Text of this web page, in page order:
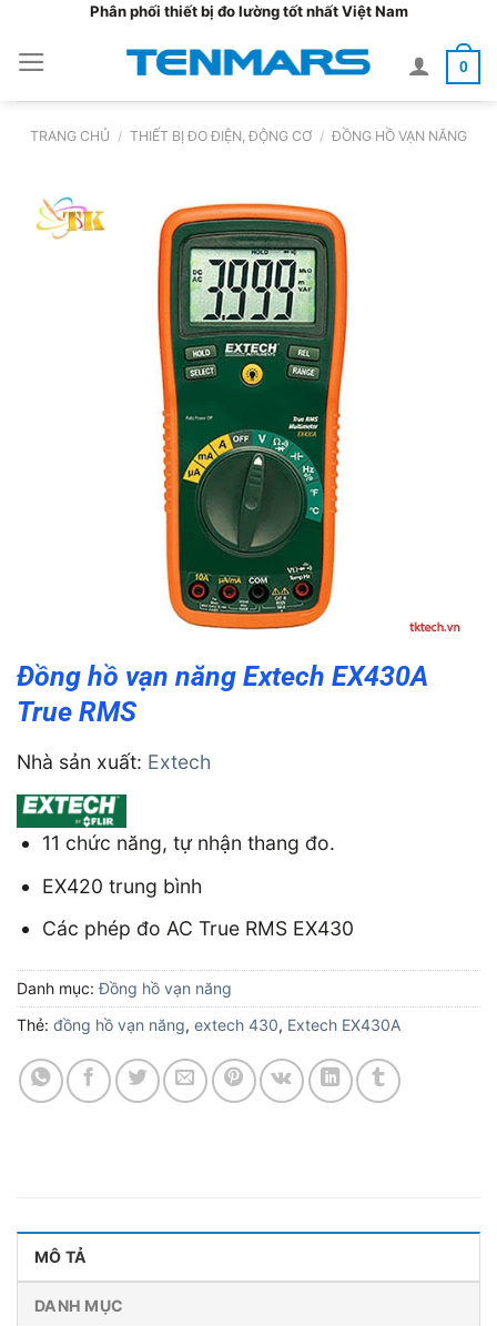
nội
dung
Phân phối thiết bị đo lường tốt nhất Việt Nam
0
TRANG CHỦ / THIẾT BỊ ĐO ĐIỆN, ĐỘNG CƠ / ĐỒNG HỒ VẠN NĂNG
Đồng hồ vạn năng Extech EX430A
True RMS
Nhà sản xuất: Extech
11 chức năng, tự nhận thang đo.
EX420 trung bình
Các phép đo AC True RMS EX430
Danh mục:Đồng hồ vạn năng
Thẻ: đồng hồ vạn năng, extech 430, Extech EX430A
MÔ TẢ
DANH MỤC